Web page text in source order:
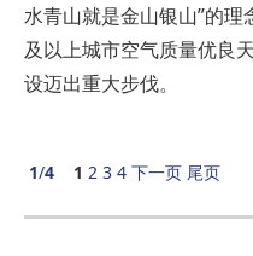
水青山就是金山银山”的
及以上城市空气质量优良
设迈出重大步伐。
1/4 1 2 3 4 下一页 尾页